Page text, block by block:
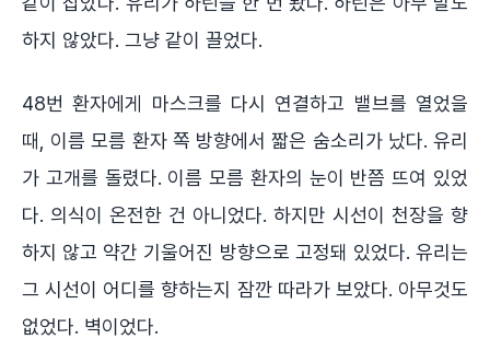
하지 않았다. 그냥 같이 끌었다.
48번 환자에게 마스크를 다시 연결하고 밸브를 열었을
때, 이름 모름 환자 쪽 방향에서 짧은 숨소리가 났다. 유리
가 고개를 돌렸다. 이름 모름 환자의 눈이 반쯤 뜨여 있었
다. 의식이 온전한 건 아니었다. 하지만 시선이 천장을 향
하지 않고 약간 기울어진 방향으로 고정돼 있었다. 유리는
그 시선이 어디를 향하는지 잠깐 따라가 보았다. 아무것도
없었다. 벽이었다.